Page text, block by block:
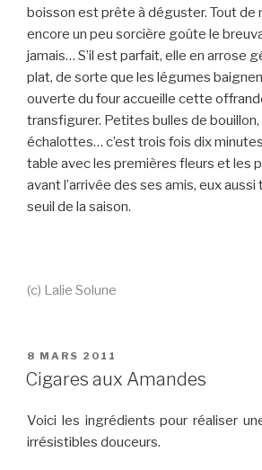
boisson est prête à déguster. Tout de
encore un peu sorcière goûte le
jamais… S’il est parfait, elle en arrose
plat, de sorte que les légumes
ouverte du four accueille cette
transfigurer. Petites bulles de
échalottes… c’est trois fois dix
table avec les premières fleurs et les
avant l’arrivée des ses amis, eux
seuil de la saison.
(c) Lalie Solune
PUBLIÉ
LE
8 MARS 2011
Cigares aux Amandes
Voici les ingrédients pour réaliser
irrésistibles douceurs.